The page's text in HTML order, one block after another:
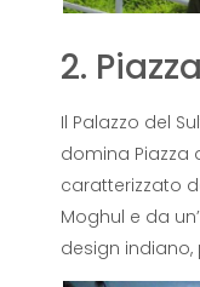
2.
Il Palazzo del
domina Piazza
caratterizzato
Moghul e da
design